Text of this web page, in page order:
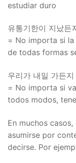
estudiar duro
유통기한이 지났든
= No importa si
de todas formas
우리가 내일 가든
= No importa si
todos modos,
En muchos
asumirse por
decirse. Por